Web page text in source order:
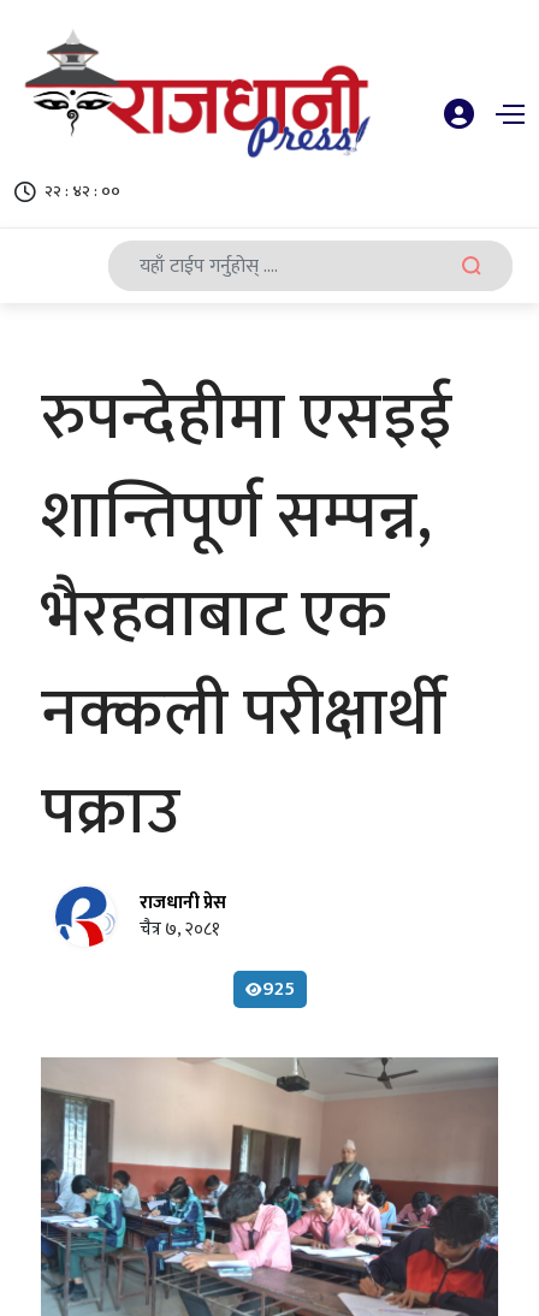
२२ : ४२ : ००
रुपन्देहीमा एसइई
शान्तिपूर्ण सम्पन्न,
भैरहवाबाट एक
नक्कली परीक्षार्थी
पक्राउ
राजधानी प्रेस
चैत्र ७, २०८१
925